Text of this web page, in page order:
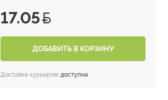
17.05
ДОБАВИТЬ В КОРЗИНУ
Доставка курьером: доступна